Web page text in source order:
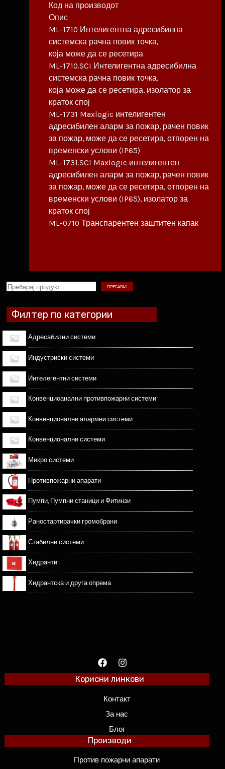
ПРЕБАРАЈ
Филтер по категории
Адресабилни системи
Индустриски системи
Интелегентни системи
Конвенциоанални противпожарни системи
Конвенционални алармни системи
Конвенционални системи
Микро системи
Противпожарни апарати
Пумпи, Пумпни станици и Фитинзи
Раностартирачки громобрани
Стабилни системи
Хидранти
Хидрантска и друга опрема
Код на производот
Опис
ML-1710 Интелигентна адресибилна
системска рачна повик точка,
која може да се ресетира
ML-1710.SCI Интелигентна адресибилна
системска рачна повик точка,
која може да се ресетира, изолатор за
краток спој
ML-1731 Maxlogic интелигентен
адресибилен аларм за пожар, рачен повик
за пожар, може да се ресетира, отпорен на
временски услови (IP65)
ML-1731.SCI Maxlogic интелигентен
адресибилен аларм за пожар, рачен повик
за пожар, може да се ресетира, отпорен на
временски услови (IP65), изолатор за
краток спој
ML-0710 Транспарентен заштитен капак
Корисни линкови
Контакт
За нас
Блог
Производи
Против пожарни апарати